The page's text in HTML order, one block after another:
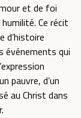
et de foi
Ce récit
d’histoire
événements qui
pauvre, d’un
au Christ dans